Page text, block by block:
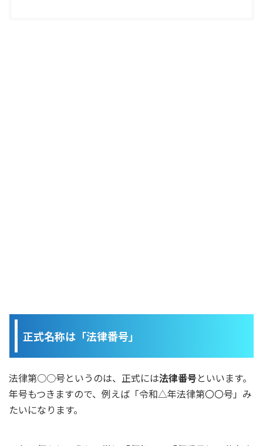
正式名称は「法律番号」
法律第○○号というのは、正式には法律番号といいます。
年号もつきますので、例えば「令和△年法律第〇〇号」み
たいになります。